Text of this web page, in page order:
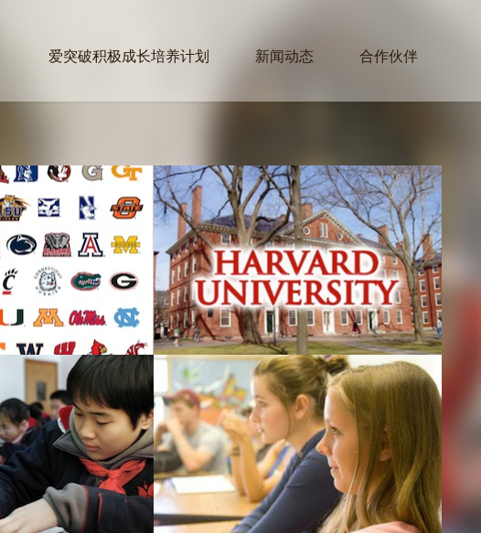
爱突破积极成长培养计划 新闻动态 合作伙伴